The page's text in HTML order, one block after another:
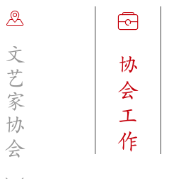
文
艺
家
协
会
协
会
工
作